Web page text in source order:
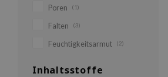
Poren (1)
Falten (3)
Feuchtigkeitsarmut (2)
Inhaltsstoffe